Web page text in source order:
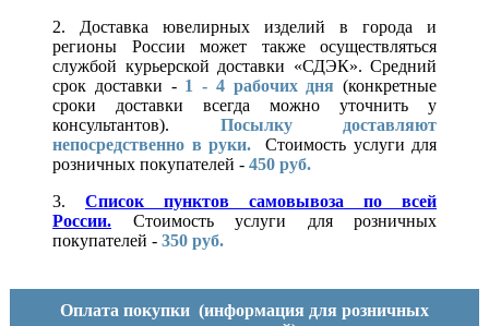
2. Доставка ювелирных изделий в города и
регионы России может также осуществляться
службой курьерской доставки «СДЭК». Средний
срок доставки - 1 - 4 рабочих дня (конкретные
сроки доставки всегда можно уточнить у
консультантов). Посылку доставляют
непосредственно в руки.
Стоимость услуги для
розничных покупателей - 450 руб.
3. Список пунктов самовывоза по всей
России.
Стоимость услуги для розничных
покупателей - 350 руб.
Оплата покупки (информация для розничных